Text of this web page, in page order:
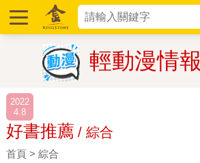
輕動漫情報
2022
4.8
好書推薦 / 綜合
首頁 > 綜合